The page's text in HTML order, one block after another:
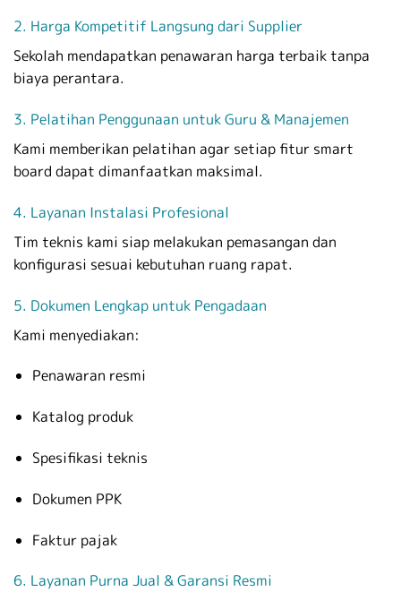
2. Harga Kompetitif Langsung dari Supplier
Sekolah mendapatkan penawaran harga terbaik tanpa
biaya perantara.
3. Pelatihan Penggunaan untuk Guru & Manajemen
Kami memberikan pelatihan agar setiap fitur smart
board dapat dimanfaatkan maksimal.
4. Layanan Instalasi Profesional
Tim teknis kami siap melakukan pemasangan dan
konfigurasi sesuai kebutuhan ruang rapat.
5. Dokumen Lengkap untuk Pengadaan
Kami menyediakan:
Penawaran resmi
Katalog produk
Spesifikasi teknis
Dokumen PPK
Faktur pajak
6. Layanan Purna Jual & Garansi Resmi